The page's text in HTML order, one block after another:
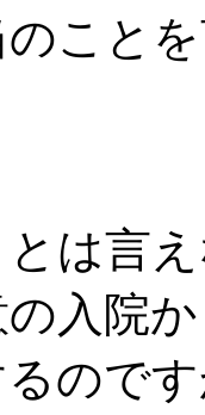
こと
とは言
入院
るので